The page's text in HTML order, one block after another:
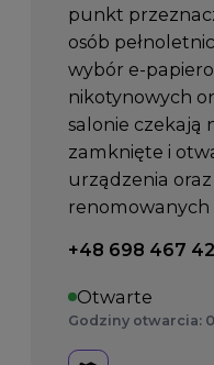
punkt
osób
wybór e-
nikotynowych
salonie czekają
zamknięte i
urządzenia
renomowanych
Telefon
+48 698 467
Otwarte
Godziny otwarcia: